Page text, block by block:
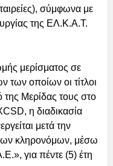
σύμφωνα με
της ΕΛ.Κ.Α.Τ.
μερίσματος σε
των οποίων οι τίτλοι
της Μερίδας τους στο
η διαδικασία
μετά την
κληρονόμων, μέσω
για πέντε (5) έτη